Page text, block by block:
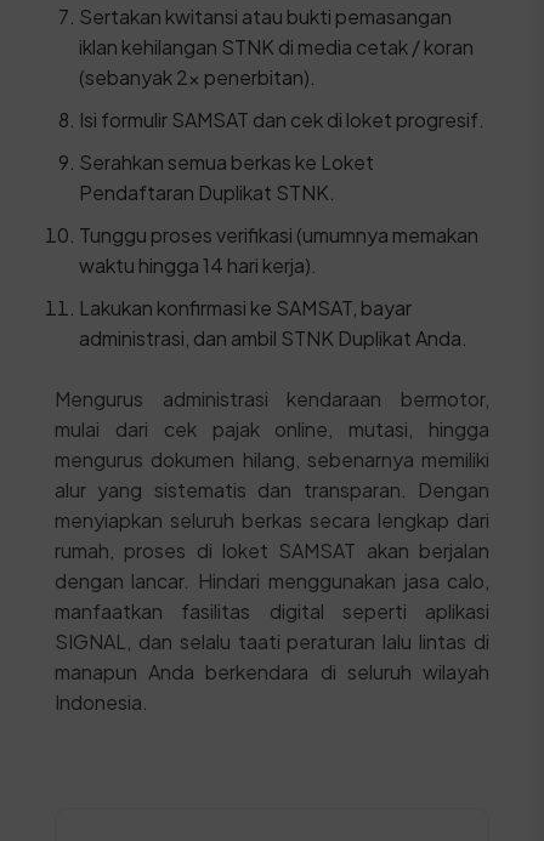
Sertakan kwitansi atau bukti pemasangan
iklan kehilangan STNK di media cetak / koran
(sebanyak 2x penerbitan).
Isi formulir SAMSAT dan cek di loket progresif.
Serahkan semua berkas ke Loket
Pendaftaran Duplikat STNK.
Tunggu proses verifikasi (umumnya memakan
waktu hingga 14 hari kerja).
Lakukan konfirmasi ke SAMSAT, bayar
administrasi, dan ambil STNK Duplikat Anda.
Mengurus administrasi kendaraan bermotor,
mulai dari cek pajak online, mutasi, hingga
mengurus dokumen hilang, sebenarnya memiliki
alur yang sistematis dan transparan. Dengan
menyiapkan seluruh berkas secara lengkap dari
rumah, proses di loket SAMSAT akan berjalan
dengan lancar. Hindari menggunakan jasa calo,
manfaatkan fasilitas digital seperti aplikasi
SIGNAL, dan selalu taati peraturan lalu lintas di
manapun Anda berkendara di seluruh wilayah
Indonesia.